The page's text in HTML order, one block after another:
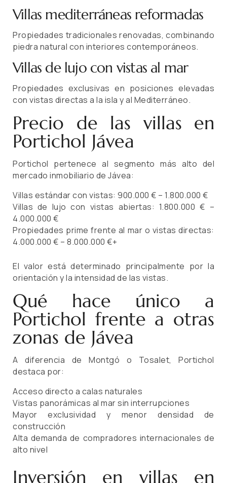
Villas mediterráneas reformadas
Propiedades tradicionales renovadas, combinando
piedra natural con interiores contemporáneos.
Villas de lujo con vistas al mar
Propiedades exclusivas en posiciones elevadas
con vistas directas a la isla y al Mediterráneo.
Precio de las villas en
Portichol Jávea
Portichol pertenece al segmento más alto del
mercado inmobiliario de Jávea:
Villas estándar con vistas: 900.000 € – 1.800.000 €
Villas de lujo con vistas abiertas: 1.800.000 € –
4.000.000 €
Propiedades prime frente al mar o vistas directas:
4.000.000 € – 8.000.000 €+
El valor está determinado principalmente por la
orientación y la intensidad de las vistas.
Qué hace único a
Portichol frente a otras
zonas de Jávea
A diferencia de Montgó o Tosalet, Portichol
destaca por:
Acceso directo a calas naturales
Vistas panorámicas al mar sin interrupciones
Mayor exclusividad y menor densidad de
construcción
Alta demanda de compradores internacionales de
alto nivel
Inversión en villas en